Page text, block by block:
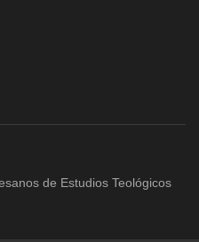
de Estudios Teológicos